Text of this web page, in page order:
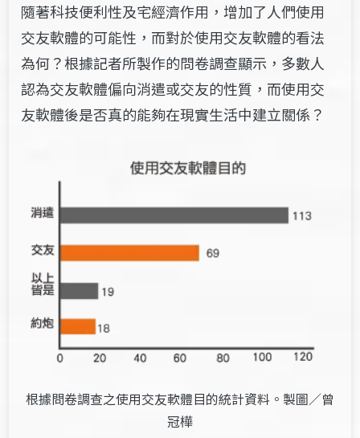
隨著科技便利性及宅經濟作用，增加了人們使用
交友軟體的可能性，而對於使用交友軟體的看法
為何？根據記者所製作的問卷調查顯示，多數人
認為交友軟體偏向消遣或交友的性質，而使用交
友軟體後是否真的能夠在現實生活中建立關係？
根據問卷調查之使用交友軟體目的統計資料。製圖／曾
冠樺